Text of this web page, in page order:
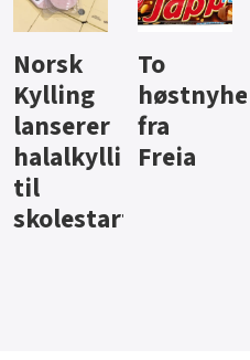
Knalltall
for Açai
Bowl
Aass vil
bli
førstevalg
i lite-